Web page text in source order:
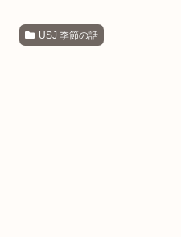
USJ 季節の話